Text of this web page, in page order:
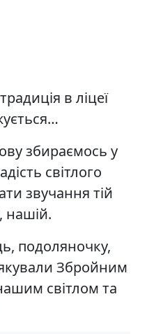
в ліцеї
збираємось у
світлого
звучання тій
нашій.
подоляночку,
Збройним
світлом та